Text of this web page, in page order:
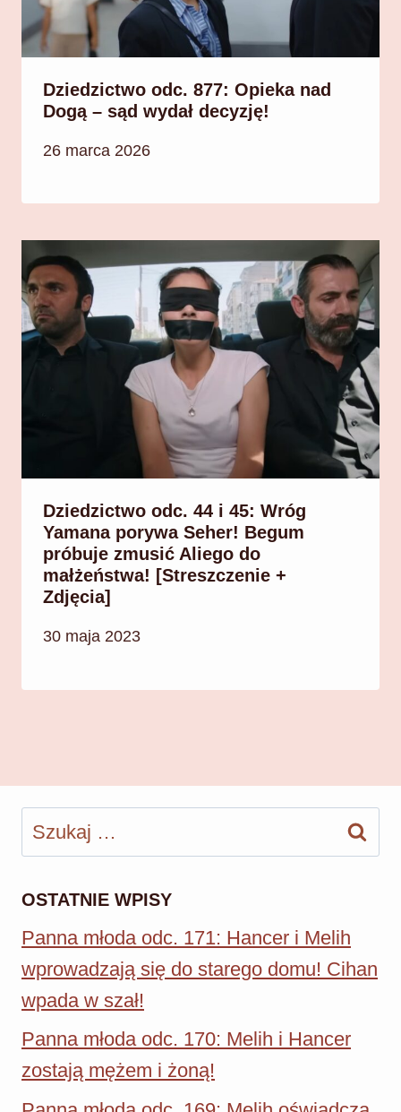
Dziedzictwo odc. 877: Opieka nad
Dogą – sąd wydał decyzję!
26 marca 2026
Dziedzictwo odc. 44 i 45: Wróg
Yamana porywa Seher! Begum
próbuje zmusić Aliego do
małżeństwa! [Streszczenie +
Zdjęcia]
30 maja 2023
Szukaj:
OSTATNIE WPISY
Panna młoda odc. 171: Hancer i Melih
wprowadzają się do starego domu! Cihan
wpada w szał!
Panna młoda odc. 170: Melih i Hancer
zostają mężem i żoną!